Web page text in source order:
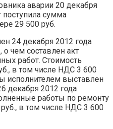
аварии 20 декабря
поступила сумма
29 500 руб.
24 декабря 2012 года
о чем составлен акт
работ. Стоимость
в том числе НДС 3 600
исполнителем выставлен
декабря 2012 года
работы по ремонту
в том числе НДС 3 600